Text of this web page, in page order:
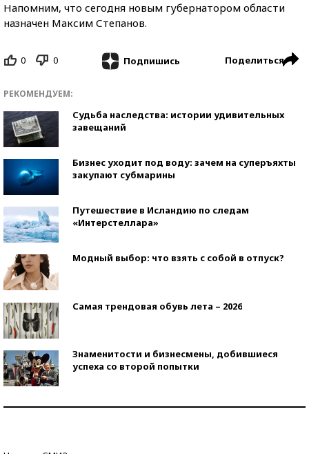
Напомним, что сегодня новым губернатором области
назначен Максим Степанов.
0 0 Подпишись Поделиться
РЕКОМЕНДУЕМ:
Судьба наследства: истории удивительных
завещаний
Бизнес уходит под воду: зачем на суперъяхты
закупают субмарины
Путешествие в Исландию по следам
«Интерстеллара»
Модный выбор: что взять с собой в отпуск?
Самая трендовая обувь лета – 2026
Знаменитости и бизнесмены, добившиеся
успеха со второй попытки